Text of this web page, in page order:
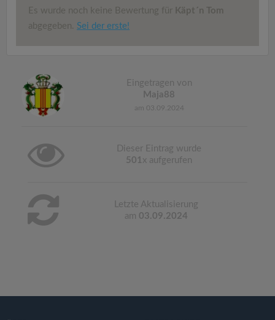
Es wurde noch keine Bewertung für Käpt´n Tom
abgegeben. Sei der erste!
Eingetragen von
Maja88
am 03.09.2024
Dieser Eintrag wurde
501 x aufgerufen
Letzte Aktualisierung
am 03.09.2024